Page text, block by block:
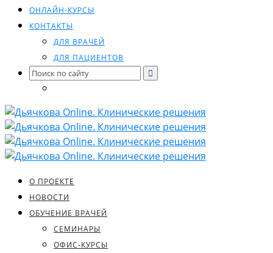
ОНЛАЙН-КУРСЫ
КОНТАКТЫ
ДЛЯ ВРАЧЕЙ
ДЛЯ ПАЦИЕНТОВ
Search
for:
О ПРОЕКТЕ
НОВОСТИ
ОБУЧЕНИЕ ВРАЧЕЙ
СЕМИНАРЫ
ОФИС-КУРСЫ